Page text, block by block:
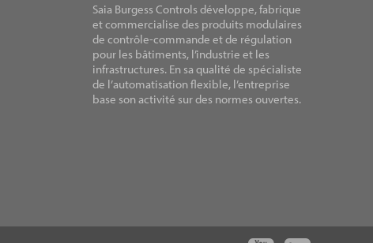
Saia Burgess Controls développe, fabrique
et commercialise des produits modulaires
de contrôle-commande et de régulation
pour les bâtiments, l’industrie et les
infrastructures. En sa qualité de spécialiste
de l’automatisation flexible, l’entreprise
base son activité sur des normes ouvertes.